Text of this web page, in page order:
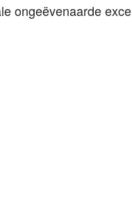
ongeëvenaarde